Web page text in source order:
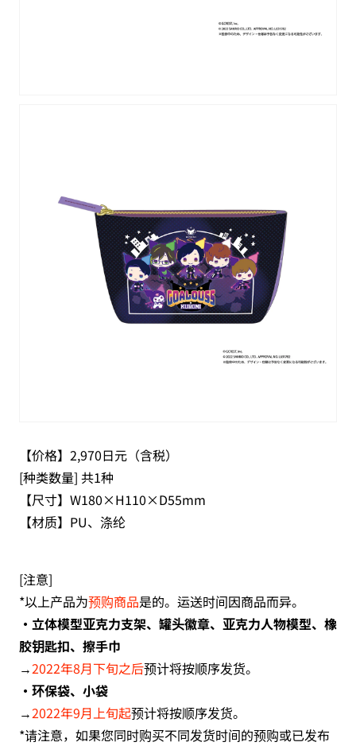
【价格】2,970日元（含税）
[种类数量] 共1种
【尺寸】W180×H110×D55mm
【材质】PU、涤纶
[注意]
*以上产品为预购商品是的。运送时间因商品而异。
・立体模型亚克力支架、罐头徽章、亚克力人物模型、橡
胶钥匙扣、擦手巾
→2022年8月下旬之后预计将按顺序发货。
・环保袋、小袋
→2022年9月上旬起预计将按顺序发货。
*请注意，如果您同时购买不同发货时间的预购或已发布